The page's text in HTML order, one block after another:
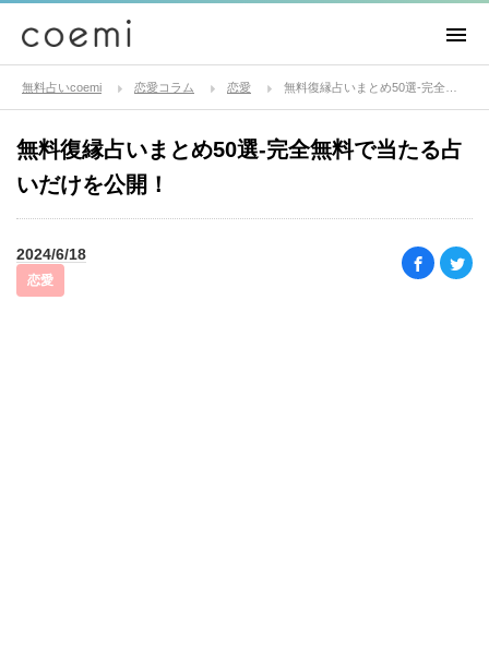
無料占いcoemi 恋愛コラム 恋愛
無料復縁占いまとめ50選-完全無料で当たる占
いだけを公開！
2024/6/18
恋愛